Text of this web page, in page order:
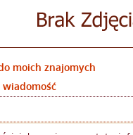
moich znajomych
wiadomość